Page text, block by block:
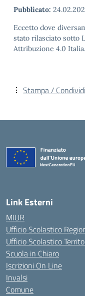
Pubblicato:
Eccetto dove
stato rilasciato sotto
Attribuzione 4.0 Italia.
Stampa / Condividi
Link Esterni
MIUR
Ufficio Scolastico
Ufficio Scolastico
Scuola in Chiaro
Iscrizioni On Line
Invalsi
Comune